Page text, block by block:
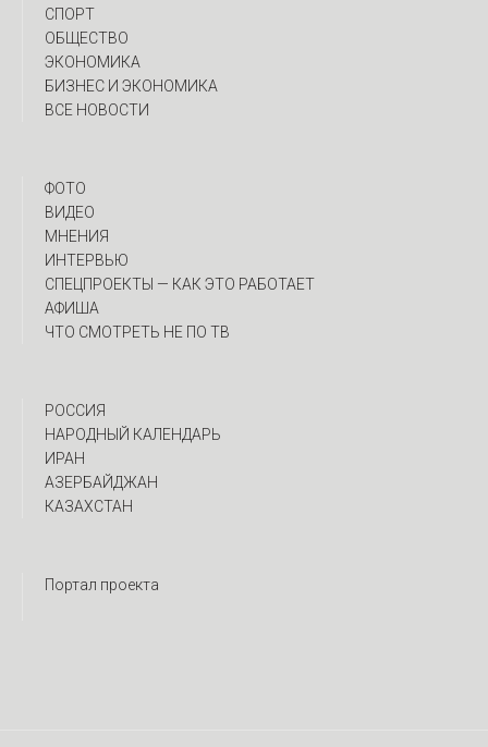
СПОРТ
ОБЩЕСТВО
ЭКОНОМИКА
БИЗНЕС И ЭКОНОМИКА
ВСЕ НОВОСТИ
ФОТО
ВИДЕО
МНЕНИЯ
ИНТЕРВЬЮ
CПЕЦПРОЕКТЫ — КАК ЭТО РАБОТАЕТ
АФИША
ЧТО СМОТРЕТЬ НЕ ПО ТВ
РОССИЯ
НАРОДНЫЙ КАЛЕНДАРЬ
ИРАН
АЗЕРБАЙДЖАН
КАЗАХСТАН
Портал проекта